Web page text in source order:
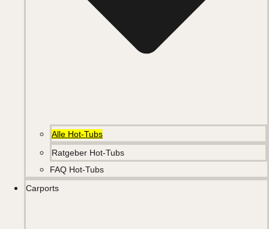
Alle Hot-Tubs
Ratgeber Hot-Tubs
FAQ Hot-Tubs
Carports